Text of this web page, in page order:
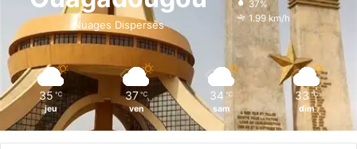
o
k
i
n
r
Nuages Dispersés
37%
1.99 km/h
35 ℃
jeu
37 ℃
ven
34 ℃
sam
33 ℃
dim